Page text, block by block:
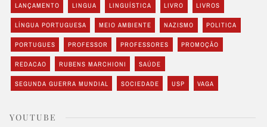
LANÇAMENTO LINGUA LINGUÍSTICA LIVRO LIVROS
LÍNGUA PORTUGUESA MEIO AMBIENTE NAZISMO POLITICA
PORTUGUES PROFESSOR PROFESSORES PROMOÇÃO
REDACAO RUBENS MARCHIONI SAÚDE
SEGUNDA GUERRA MUNDIAL SOCIEDADE USP VAGA
YOUTUBE